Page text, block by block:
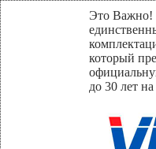
Это Важно!
который
до 30 лет
690
Home
690
Show: